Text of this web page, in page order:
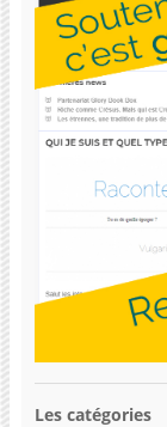
Les catégories